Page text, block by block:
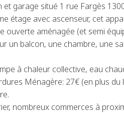
et garage situé 1 rue Fargès
étage avec ascenseur, cet
ouverte aménagée (et semi
un balcon, une chambre, une
à chaleur collective, eau
Ménagère: 27€ (en plus du
nombreux commerces à